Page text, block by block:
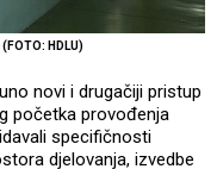
HDLU)
novi i drugačiji pristup
početka provođenja
specifičnosti
djelovanja, izvedbe